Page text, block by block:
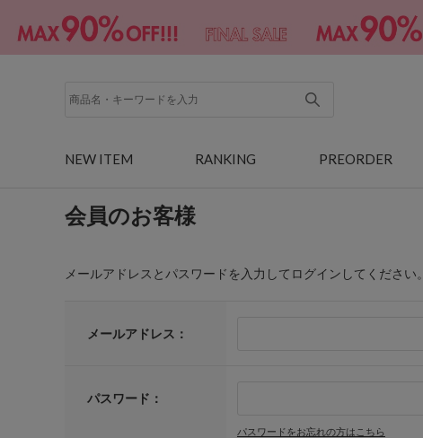
NEW ITEM RANKING PREORDER
会員のお客様
メールアドレスとパスワードを入力してログインしてください。
メールアドレス：
パスワード：
パスワードをお忘れの方はこちら